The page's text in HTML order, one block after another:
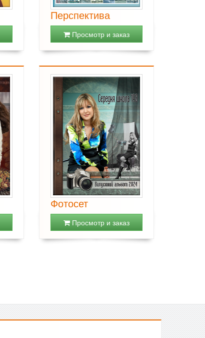
Перспектива
Просмотр и заказ
Фотосет
Просмотр и заказ